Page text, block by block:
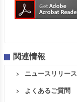
関連情報
ニュースリリース
よくあるご質問